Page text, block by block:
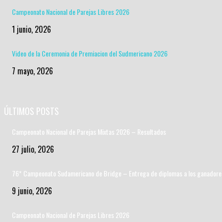
Campeonato Nacional de Parejas Libres 2026
1 junio, 2026
Video de la Ceremonia de Premiacion del Sudmericano 2026
7 mayo, 2026
ÚLTIMOS POSTS
Campeonato Nacional de Parejas Mixtas 2026 – Resultados
27 julio, 2026
76* Campeonato Sudamericano de Bridge – Entrega de diplomas a los
9 junio, 2026
Campeonato Nacional de Parejas Libres 2026